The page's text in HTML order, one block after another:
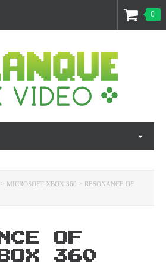
0
> MICROSOFT XBOX 360 > RESONANCE OF
OF
360